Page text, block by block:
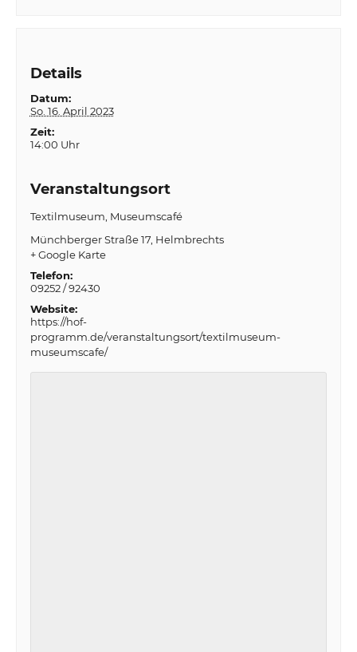
Details
Datum:
So. 16. April 2023
Zeit:
14:00 Uhr
Veranstaltungsort
Textilmuseum, Museumscafé
Münchberger Straße 17 Helmbrechts
+ Google Karte
Telefon:
09252 / 92430
Website:
https://hof-
programm.de/veranstaltungsort/textilmuseum-
museumscafe/